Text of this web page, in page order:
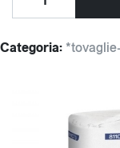
Categoria: